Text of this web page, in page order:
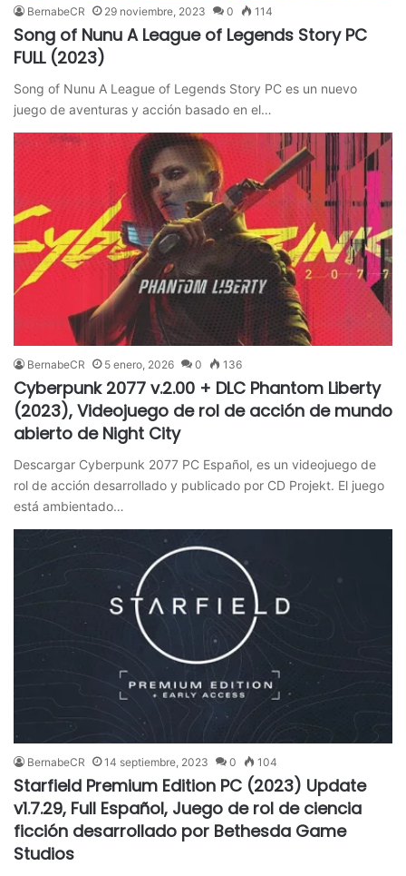
BernabeCR 29 noviembre, 2023 0 114
Song of Nunu A League of Legends Story PC
FULL (2023)
Song of Nunu A League of Legends Story PC es un nuevo
juego de aventuras y acción basado en el…
BernabeCR 5 enero, 2026 0 136
Cyberpunk 2077 v.2.00 + DLC Phantom Liberty
(2023), Videojuego de rol de acción de mundo
abierto de Night City
Descargar Cyberpunk 2077 PC Español, es un videojuego de
rol de acción desarrollado y publicado por CD Projekt. El juego
está ambientado…
BernabeCR 14 septiembre, 2023 0 104
Starfield Premium Edition PC (2023) Update
v1.7.29, Full Español, Juego de rol de ciencia
ficción desarrollado por Bethesda Game
Studios